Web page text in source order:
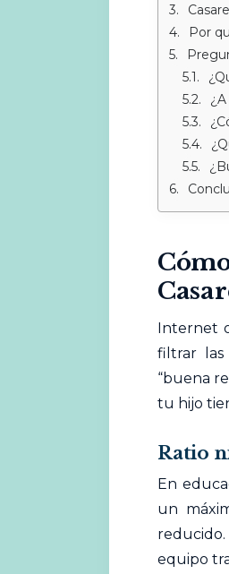
Por
Internet
filtrar las
“buena
tu hijo
Ratio
En
un
equipo